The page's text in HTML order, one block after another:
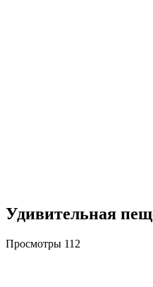
Удивительная
Просмотры 112